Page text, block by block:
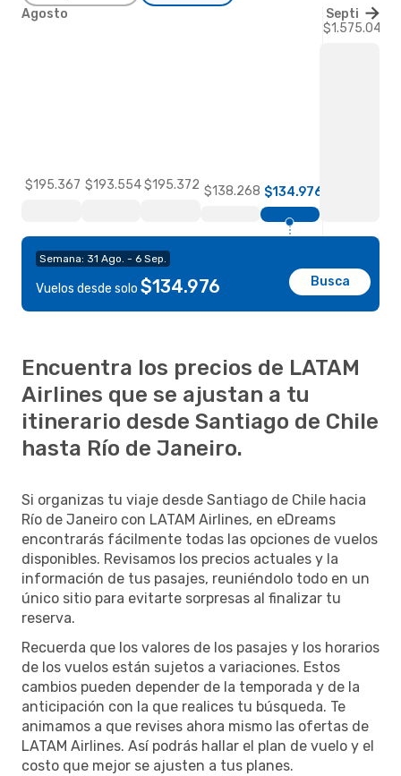
Semana: 31 Ago. - 6 Sep.
Vuelos desde solo $134.976 Busca
$195.367 $193.554 $195.372 $138.268 $134.976
$1.575.045
Agosto Septiembre
Encuentra los precios de LATAM
Airlines que se ajustan a tu
itinerario desde Santiago de Chile
hasta Río de Janeiro.
Si organizas tu viaje desde Santiago de Chile hacia
Río de Janeiro con LATAM Airlines, en eDreams
encontrarás fácilmente todas las opciones de vuelos
disponibles. Revisamos los precios actuales y la
información de tus pasajes, reuniéndolo todo en un
único sitio para evitarte sorpresas al finalizar tu
reserva.
Recuerda que los valores de los pasajes y los horarios
de los vuelos están sujetos a variaciones. Estos
cambios pueden depender de la temporada y de la
anticipación con la que realices tu búsqueda. Te
animamos a que revises ahora mismo las ofertas de
LATAM Airlines. Así podrás hallar el plan de vuelo y el
costo que mejor se ajusten a tus planes.